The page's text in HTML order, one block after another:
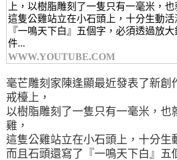
上，以樹脂雕刻了一隻只有一毫米，也
這隻公雞站立在小石頭上，十分生動
『一鳴天下白』五個字，必須透過放
件...
WWW.YOUTUBE.COM
毫芒雕刻家陳逢顯最近發表了新創
戒檯上，
以樹脂雕刻了一隻只有一毫米，也
雞，
這隻公雞站立在小石頭上，十分生
而且石頭還寫了『一鳴天下白』五